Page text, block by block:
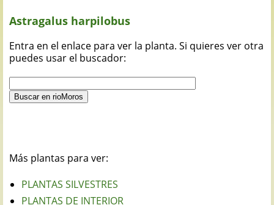
Astragalus harpilobus
Entra en el enlace para ver la planta. Si quieres ver otra
puedes usar el buscador:
Más plantas para ver:
PLANTAS SILVESTRES
PLANTAS DE INTERIOR